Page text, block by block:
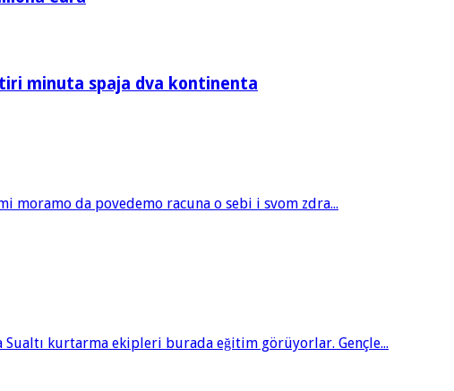
minuta spaja dva kontinenta
moramo da povedemo racuna o sebi i svom zdra...
Sualtı kurtarma ekipleri burada eğitim görüyorlar. Gençle...